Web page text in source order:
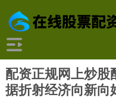
配资正规网上炒
据折射经济向新向